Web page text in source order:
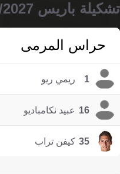
تشكيلة باريس 2026/2027
حراس المرمى
1 ريمي ريو
16 عبيد نكامباديو
35 كيفن تراب